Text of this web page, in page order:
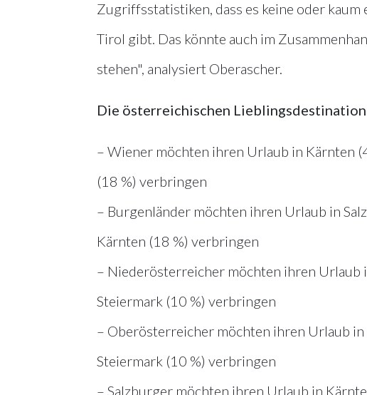
Zugriffsstatistiken, dass es keine oder
Tirol gibt. Das könnte auch im
stehen", analysiert Oberascher.
Die österreichischen
– Wiener möchten ihren Urlaub in Kärnten
(18 %) verbringen
– Burgenländer möchten ihren Urlaub in
Kärnten (18 %) verbringen
– Niederösterreicher möchten ihren Urlaub
Steiermark (10 %) verbringen
– Oberösterreicher möchten ihren Urlaub
Steiermark (10 %) verbringen
– Salzburger möchten ihren Urlaub in